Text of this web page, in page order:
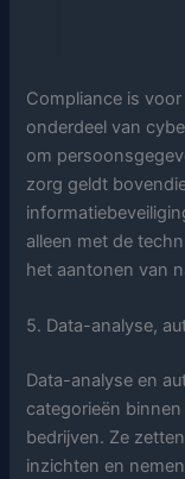
Compliance is
onderdeel van
om
zorg geldt
alleen met de
het aantonen van
5. Data-analyse,
Data-analyse en
categorieën
bedrijven. Ze
inzichten en